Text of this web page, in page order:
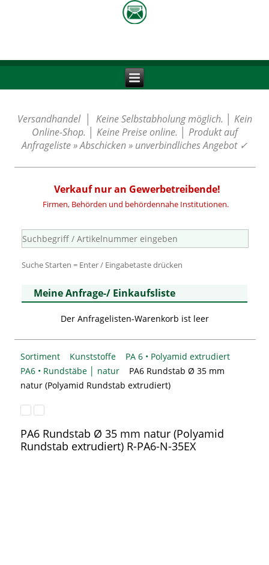
Versandhandel │ Keine Selbstabholung möglich. │ Kein
Online-Shop. │ Keine Preise online. │ Produkt auf
Anfrageliste » Abschicken » unverbindliches Angebot ✓
Verkauf nur an Gewerbetreibende!
Firmen, Behörden und behördennahe Institutionen.
Suche Starten = Enter / Eingabetaste drücken
Meine Anfrage-/ Einkaufsliste
Der Anfragelisten-Warenkorb ist leer
Sortiment Kunststoffe
PA 6 • Polyamid extrudiert
PA6 • Rundstäbe │ natur
PA6 Rundstab Ø 35 mm
natur (Polyamid Rundstab extrudiert)
PA6 Rundstab Ø 35 mm natur (Polyamid
Rundstab extrudiert) R-PA6-N-35EX